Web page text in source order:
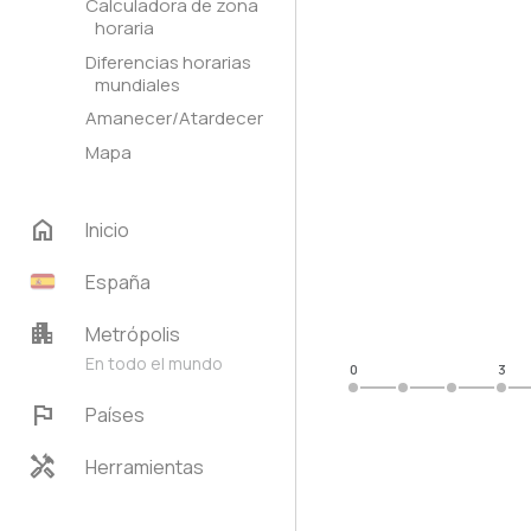
Calculadora de zona
horaria
Diferencias horarias
mundiales
Amanecer/Atardecer
Mapa
home
Inicio
España
apartment Metrópolis
En todo el mundo
flag Países
handyman Herramientas
0 3